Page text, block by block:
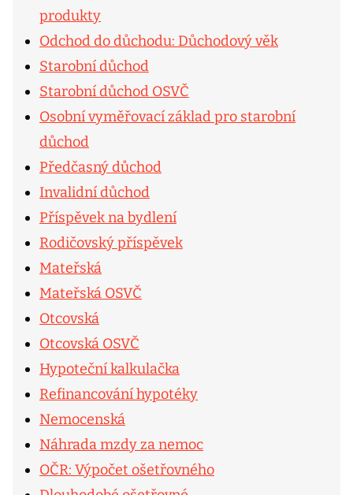
produkty
Odchod do důchodu: Důchodový věk
Starobní důchod
Starobní důchod OSVČ
Osobní vyměřovací základ pro starobní
důchod
Předčasný důchod
Invalidní důchod
Příspěvek na bydlení
Rodičovský příspěvek
Mateřská
Mateřská OSVČ
Otcovská
Otcovská OSVČ
Hypoteční kalkulačka
Refinancování hypotéky
Nemocenská
Náhrada mzdy za nemoc
OČR: Výpočet ošetřovného